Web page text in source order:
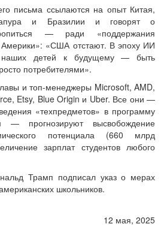
письма ссылаются на опыт Китая,
и Бразилии и говорят о
— ради «поддержания
Америки»: «США отстают. В эпоху ИИ
наших детей к будущему — быть
потребителями».
и топ-менеджеры Microsoft, AMD,
Etsy, Blue Origin и Uber. Все они —
«техпредметов» в программу
— прогнозируют высвобождение
потенциала (660 млрд
зарплат студентов любого
Трамп подписал указ о мерах
школьников.
12 мая, 2025